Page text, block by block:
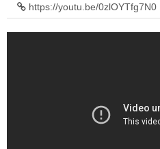
https://youtu.be/0zlOYTfg7N0